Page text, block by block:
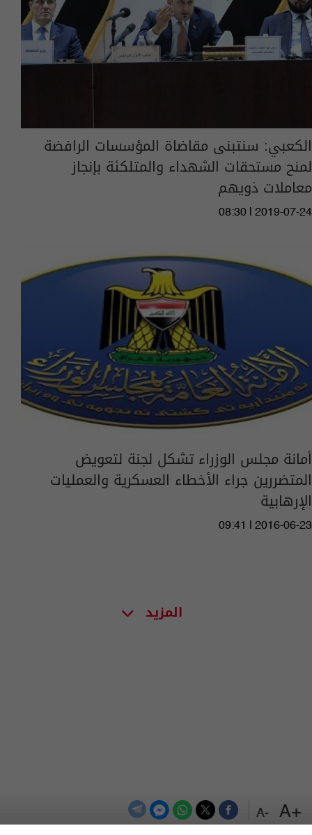
+A
-A
الكعبي: سنتبنى مقاضاة المؤسسات الرافضة
لمنح مستحقات الشهداء والمتلكئة بإنجاز
معاملات ذويهم
08:30 | 2019-07-24
أمانة مجلس الوزراء تشكل لجنة لتعويض
المتضررين جراء الأخطاء العسكرية والعمليات
الإرهابية
09:41 | 2016-06-23
المزيد